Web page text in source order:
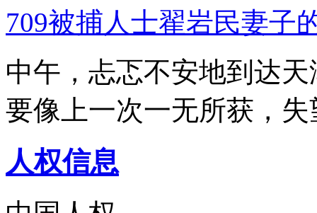
709被捕人士翟岩民妻子
中午，忐忑不安地到达
要像上一次一无所获，
人权信息